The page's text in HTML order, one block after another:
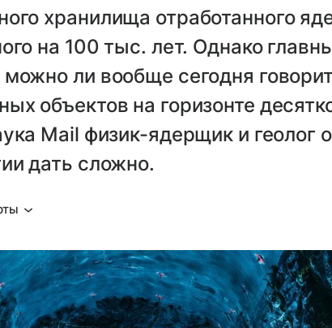
хранилища отработанного
на 100 тыс. лет. Однако
ли вообще сегодня
объектов на горизонте
Mail физик-ядерщик и геолог
дать сложно.